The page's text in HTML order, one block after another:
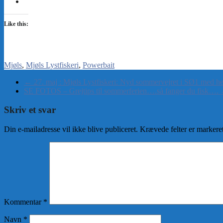
Like this:
Mjøls Mjøls Lystfiskeri Powerbait
← 27. maj : Mjøls Lystfiskeri: Nyd sommervejret i SØ1 med
SE FOTOS – Grejtips til sommerferien….så fanger du fisk….
Skriv et svar
Din e-mailadresse vil ikke blive publiceret. Krævede felter er
Kommentar *
Navn *